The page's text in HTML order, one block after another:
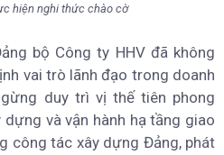
hiện nghi thức chào cờ
bộ Công ty HHV đã không
vai trò lãnh đạo trong doanh
duy trì vị thế tiên phong
và vận hành hạ tầng giao
công tác xây dựng Đảng, phát